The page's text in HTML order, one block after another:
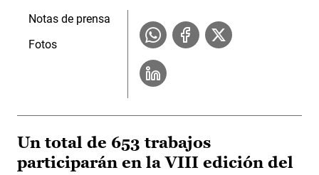
Notas de prensa
Fotos
Un total de 653 trabajos
participarán en la VIII edición del